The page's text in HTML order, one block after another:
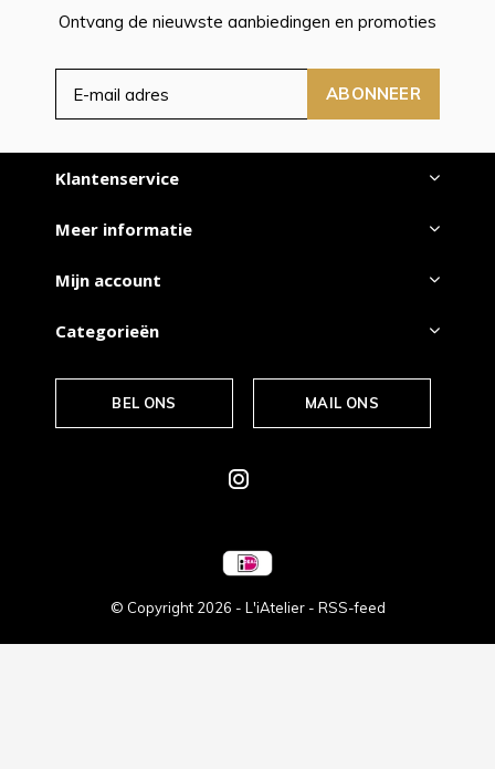
Ontvang de nieuwste aanbiedingen en promoties
ABONNEER
Klantenservice
Meer informatie
Mijn account
Categorieën
BEL ONS MAIL ONS
© Copyright 2026 - L'iAtelier - RSS-feed